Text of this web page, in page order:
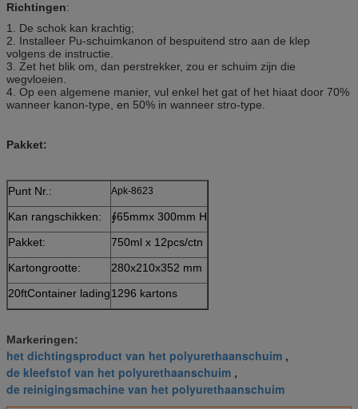
Richtingen:
1. De schok kan krachtig;
2. Installeer Pu-schuimkanon of bespuitend stro aan de klep
volgens de instructie.
3. Zet het blik om, dan perstrekker, zou er schuim zijn die
wegvloeien.
4. Op een algemene manier, vul enkel het gat of het hiaat door 70%
wanneer kanon-type, en 50% in wanneer stro-type.
Pakket:
Punt Nr.: Apk-8623
Kan rangschikken:
∮65mmx 300mm H
Pakket:
750ml x 12pcs/ctn
Kartongrootte:
280x210x352 mm
20ftContainer lading1296 kartons
Markeringen:
het dichtingsproduct van het polyurethaanschuim ,
de kleefstof van het polyurethaanschuim ,
de reinigingsmachine van het polyurethaanschuim